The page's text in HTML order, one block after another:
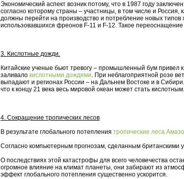
Экономический аспект возник потому, что в 1987 году
согласно которому страны – участницы, в том числе и
должны перейти на производство и потребление новых
использовавшихся фреонов F-11 и F-12. Такое
3. Кислотные дожди.
Китайские ученые бьют тревогу – промышленный бум привел
заливало кислотными дождями. При неблагоприятной розе
выпадают и регионах России – на Дальнем Востоке и в
что к концу 21 века весь мировой океан может стать кислотным.
4. Сокращение тропических лесов
В результате глобального потепления тропические леса
Согласно компьютерным прогнозам, сделанным британскими
О последствиях этой катастрофы для всего человечества
огромное влияние на климат планеты, они забирают из
эффект глобального потепления существенно ускорится.